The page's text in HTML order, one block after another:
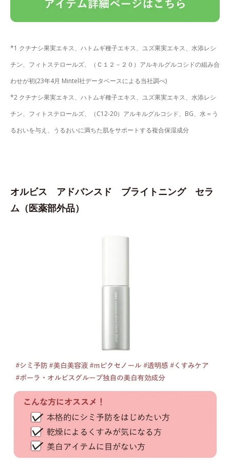
*1 クチナシ果実エキス、ハトムギ種子エキス、ユズ果実エキス、水添レシ
チン、フィトステロールズ、（Ｃ１２－２０）アルキルグルコシドの組み合
わせが初(23年4月 Mintel社データベースによる当社調べ)
*2 クチナシ果実エキス、ハトムギ種子エキス、ユズ果実エキス、水添レシ
チン、フィトステロールズ、（C12-20）アルキルグルコシド、BG、水＝う
るおいを与え、うるおいに満ちた肌をサポートする複合保湿成分
オルビス アドバンスド ブライトニング セラ
ム（医薬部外品）